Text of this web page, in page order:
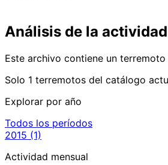
Análisis de la
Este archivo contiene un
Solo 1 terremotos del catálogo
Explorar por año
Todos los períodos
2015 (1)
Actividad mensual